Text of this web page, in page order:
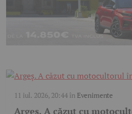
11 iul. 2026, 20:44în Evenimente
Argeș. A căzut cu